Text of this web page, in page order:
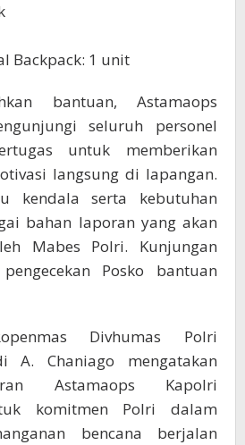
Backpack: 1 unit
bantuan, Astamaops
seluruh personel
untuk memberikan
langsung di lapangan.
kendala serta kebutuhan
bahan laporan yang akan
Mabes Polri. Kunjungan
Posko bantuan
Divhumas Polri
A. Chaniago mengatakan
Astamaops Kapolri
komitmen Polri dalam
bencana berjalan